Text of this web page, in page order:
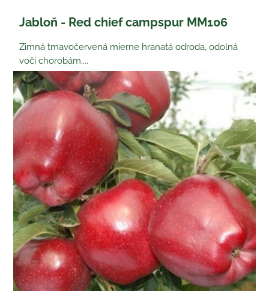
Jabloň - Red chief campspur MM106
Zimná tmavočervená mierne hranatá odroda, odolná
voči chorobám....